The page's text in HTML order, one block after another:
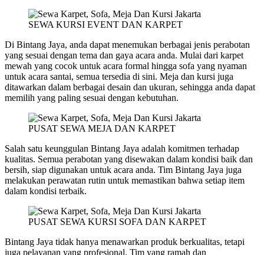
SEWA KURSI EVENT DAN KARPET
Di Bintang Jaya, anda dapat menemukan berbagai jenis perabotan
yang sesuai dengan tema dan gaya acara anda. Mulai dari karpet
mewah yang cocok untuk acara formal hingga sofa yang nyaman
untuk acara santai, semua tersedia di sini. Meja dan kursi juga
ditawarkan dalam berbagai desain dan ukuran, sehingga anda dapat
memilih yang paling sesuai dengan kebutuhan.
PUSAT SEWA MEJA DAN KARPET
Salah satu keunggulan Bintang Jaya adalah komitmen terhadap
kualitas. Semua perabotan yang disewakan dalam kondisi baik dan
bersih, siap digunakan untuk acara anda. Tim Bintang Jaya juga
melakukan perawatan rutin untuk memastikan bahwa setiap item
dalam kondisi terbaik.
PUSAT SEWA KURSI SOFA DAN KARPET
Bintang Jaya tidak hanya menawarkan produk berkualitas, tetapi
juga pelayanan yang profesional. Tim yang ramah dan